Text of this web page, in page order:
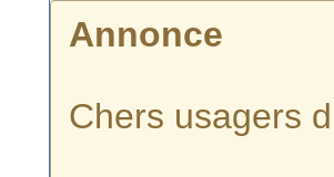
Annonce
Chers usagers